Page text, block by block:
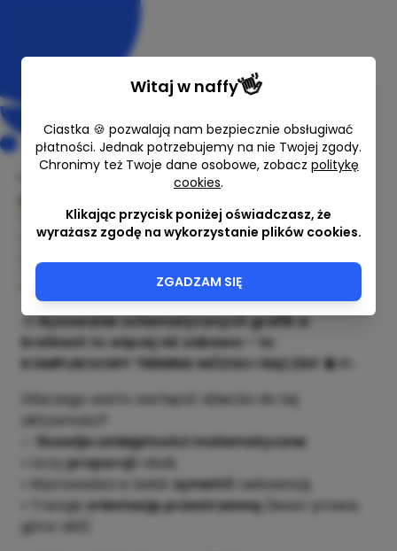
Zabawy dla dzieci
6,00 zł
🎨Rysowanie schematycznych grafik w
kratkach to więcej niż zabawa – to
KOMPLEKSOWY TRENING MÓZGU I RĄCZKI! 🧠✍️
Dlaczego warto zachęcić dziecko do tej
aktywności?
Rozwija umiejętności matematyczne
▪️ Uczyproporcji i skali,
▪️ Wprowadza w świat symetrii i sekwencji,
▪️ Trenuje orientację przestrzenną (lewa-prawa,
góra-dół).
Witaj w naffy👋
Ciastka 🍪 pozwalają nam bezpiecznie obsługiwać
płatności. Jednak potrzebujemy na nie Twojej zgody.
Chronimy też Twoje dane osobowe, zobacz politykę
cookies.
Klikając przycisk poniżej oświadczasz, że
wyrażasz zgodę na wykorzystanie plików cookies.
ZGADZAM SIĘ